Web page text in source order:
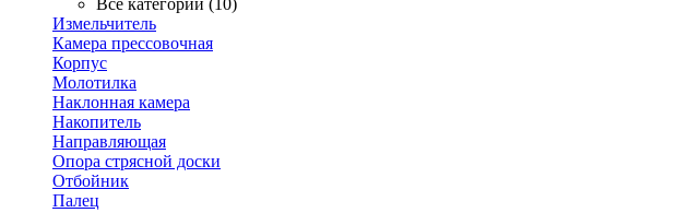
Все категории (10)
Измельчитель
Камера прессовочная
Корпус
Молотилка
Наклонная камера
Накопитель
Направляющая
Опора стрясной доски
Отбойник
Палец